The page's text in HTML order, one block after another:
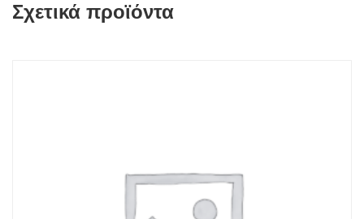
Σχετικά προϊόντα